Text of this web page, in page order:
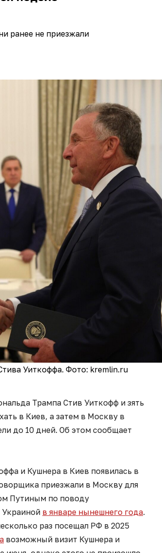
ранее не приезжали
Уиткоффа. Фото: kremlin.ru
Трампа Стив Уиткофф и зять
в Киев, а затем в Москву в
до 10 дней. Об этом сообщает
и Кушнера в Киев появилась в
приезжали в Москву для
Путиным по поводу
в январе нынешнего года.
раз посещал РФ в 2025
возможный визит Кушнера и